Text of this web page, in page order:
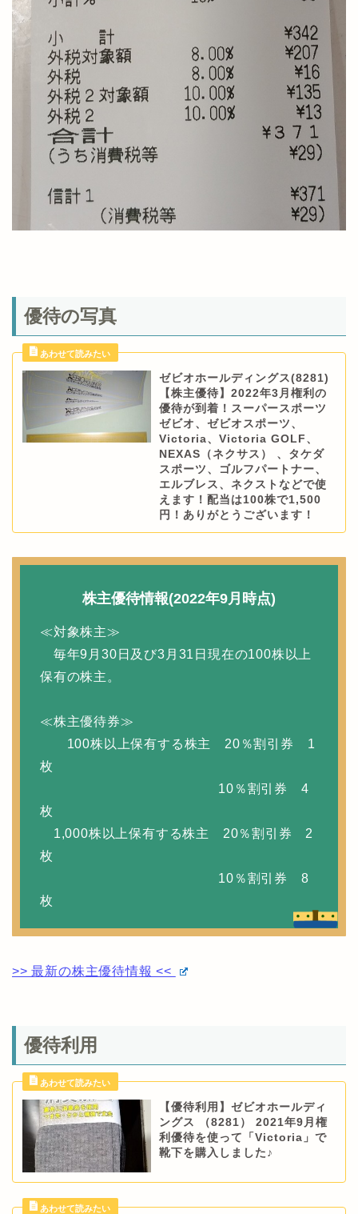
優待の写真
ゼビオホールディングス(8281)
【株主優待】2022年3月権利の
優待が到着！スーパースポーツ
ゼビオ、ゼビオスポーツ、
Victoria、Victoria GOLF、
NEXAS（ネクサス） 、タケダ
スポーツ、ゴルフパートナー、
エルブレス、ネクストなどで使
えます！配当は100株で1,500
円！ありがとうございます！
株主優待情報(2022年9月時点)
≪対象株主≫
毎年9月30日及び3月31日現在の100株以上
保有の株主。
≪株主優待券≫
100株以上保有する株主 20％割引券 1
枚
10％割引券 4
枚
1,000株以上保有する株主 20％割引券 2
枚
10％割引券 8
枚
>> 最新の株主優待情報 <<
優待利用
【優待利用】ゼビオホールディ
ングス （8281） 2021年9月権
利優待を使って「Victoria」で
靴下を購入しました♪